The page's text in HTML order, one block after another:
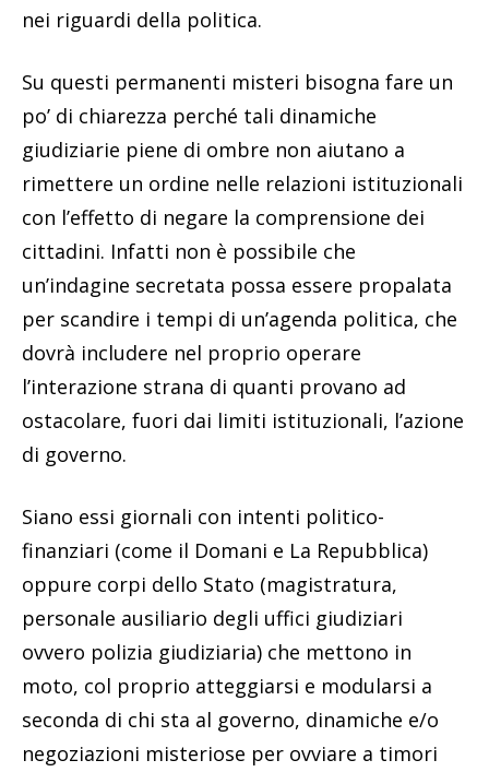
nei riguardi della politica.
Su questi permanenti misteri bisogna fare un
po’ di chiarezza perché tali dinamiche
giudiziarie piene di ombre non aiutano a
rimettere un ordine nelle relazioni istituzionali
con l’effetto di negare la comprensione dei
cittadini. Infatti non è possibile che
un’indagine secretata possa essere propalata
per scandire i tempi di un’agenda politica, che
dovrà includere nel proprio operare
l’interazione strana di quanti provano ad
ostacolare, fuori dai limiti istituzionali, l’azione
di governo.
Siano essi giornali con intenti politico-
finanziari (come il Domani e La Repubblica)
oppure corpi dello Stato (magistratura,
personale ausiliario degli uffici giudiziari
ovvero polizia giudiziaria) che mettono in
moto, col proprio atteggiarsi e modularsi a
seconda di chi sta al governo, dinamiche e/o
negoziazioni misteriose per ovviare a timori